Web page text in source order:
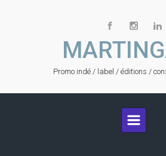
Promo indé / label / éditions /